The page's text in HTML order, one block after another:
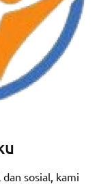
sosial, kami